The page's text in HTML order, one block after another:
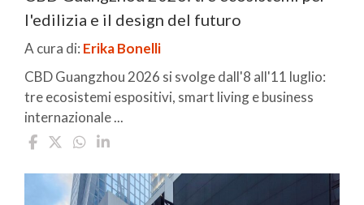
l'edilizia e il design del futuro
A cura di: Erika Bonelli
CBD Guangzhou 2026 si svolge dall'8 all'11 luglio:
tre ecosistemi espositivi, smart living e business
internazionale ...